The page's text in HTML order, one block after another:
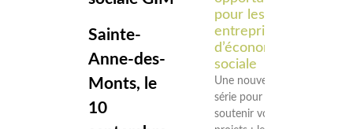
Sainte-
Anne-des-
Monts, le
10
pour les
entreprises
d’économie
sociale
Une nouvelle
série pour
soutenir vos